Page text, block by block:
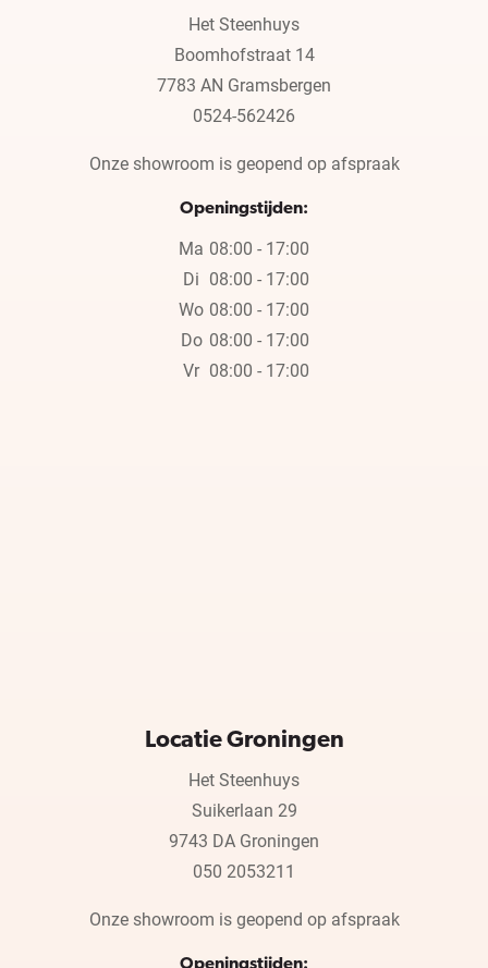
Het Steenhuys
Boomhofstraat 14
7783 AN Gramsbergen
0524-562426
Onze showroom is geopend op afspraak
Openingstijden:
Ma 08:00 - 17:00
Di 08:00 - 17:00
Wo 08:00 - 17:00
Do 08:00 - 17:00
Vr 08:00 - 17:00
Locatie Groningen
Het Steenhuys
Suikerlaan 29
9743 DA Groningen
050 2053211
Onze showroom is geopend op afspraak